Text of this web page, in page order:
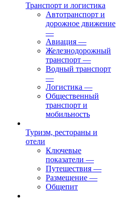
Транспорт и логистика
Автотранспорт и
дорожное движение
—
Авиация —
Железнодорожный
транспорт —
Водный транспорт
—
Логистика —
Общественный
транспорт и
мобильность
Туризм, рестораны и
отели
Ключевые
показатели —
Путешествия —
Размещение —
Общепит